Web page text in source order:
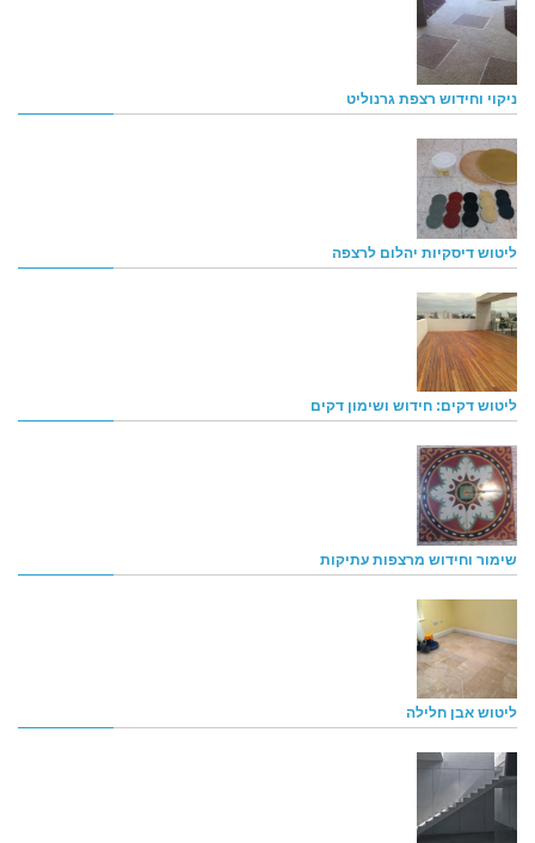
ניקוי וחידוש רצפת גרנוליט
ליטוש דיסקיות יהלום לרצפה
ליטוש דקים: חידוש ושימון דקים
שימור וחידוש מרצפות עתיקות
ליטוש אבן חלילה